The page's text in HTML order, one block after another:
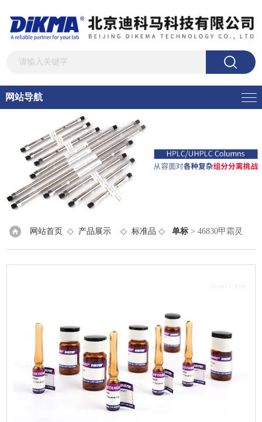
网站导航
网站首页 ◇ 产品展示 ◇标准品 ◇单标 > 46830甲霜灵
[57837-19-1] Metalaxyl 100mg